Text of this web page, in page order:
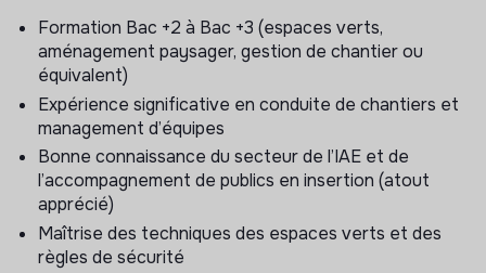
Encadrement et coordination
Encadrer et accompagner les encadrant·e·s
techniques
Organiser et animer les réunions de chantier
Participer au recrutement, à l’intégration et à
l’évaluation des équipes
Contribuer au développement des compétences et
des pratiques professionnelles
Pilotage des chantiers
Planifier et suivre l’ensemble des chantiers du pôle
Formation Bac +2 à Bac +3 (espaces verts,
aménagement paysager, gestion de chantier ou
équivalent)
Expérience significative en conduite de chantiers et
management d’équipes
Bonne connaissance du secteur de l’IAE et de
l’accompagnement de publics en insertion (atout
apprécié)
Maîtrise des techniques des espaces verts et des
règles de sécurité